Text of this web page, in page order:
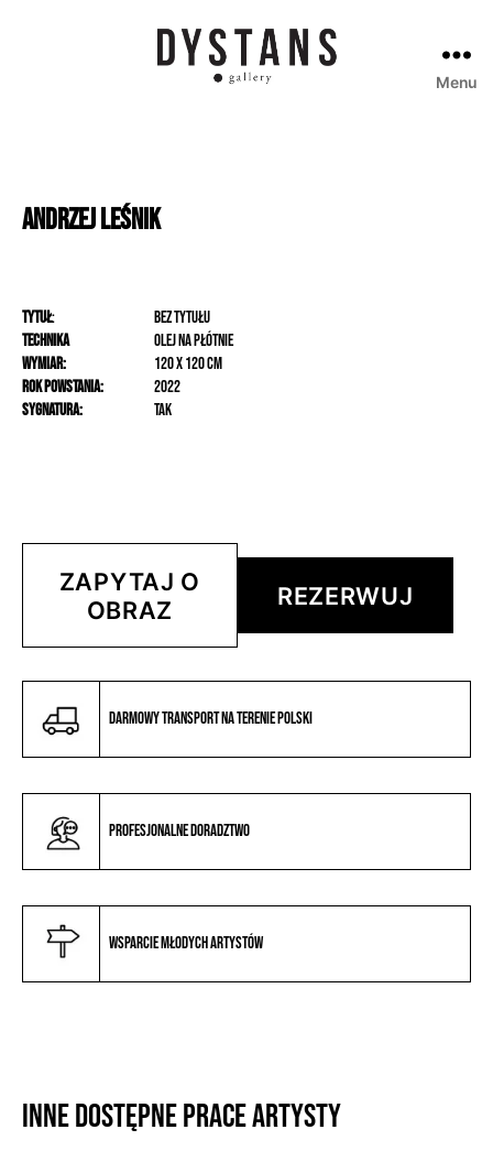
Menu
AndrzejLeśnik
Tytuł:
Bez tytułu
Technika
olej na płótnie
Wymiar:
120 x 120 cm
Rok powstania:
2022
Sygnatura:
Tak
ZAPYTAJ O
OBRAZ
REZERWUJ
Darmowy transport na terenie Polski
Profesjonalne doradztwo
Wsparcie młodych artystów
Inne dostępne prace artysty